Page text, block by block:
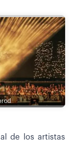
de los artistas